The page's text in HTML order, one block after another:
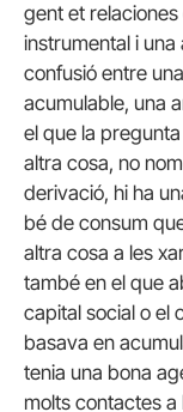
gent et relaciones
instrumental i una
confusió entre
acumulable, una
el que la
altra cosa, no
derivació, hi ha
bé de consum
altra cosa a les
també en el que
capital social o el
basava en
tenia una bona
molts contactes a